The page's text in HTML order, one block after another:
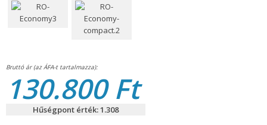
130.800 Ft
Hűségpont érték: 1.308